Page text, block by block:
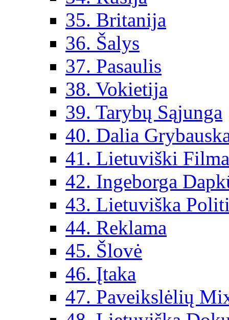
35. Britanija
36. Šalys
37. Pasaulis
38. Vokietija
39. Tarybų Sąjunga
40. Dalia
41. Lietuviški
42. Ingeborga
43. Lietuviška
44. Reklama
45. Šlovė
46. Įtaka
47. Paveikslėlių